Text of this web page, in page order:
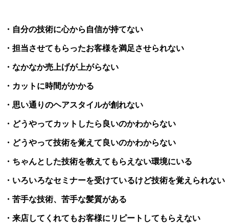
・自分の技術に心から自信が持てない
・担当させてもらったお客様を満足させられない
・なかなか売上げが上がらない
・カットに時間がかかる
・思い通りのヘアスタイルが創れない
・どうやってカットしたら良いのかわからない
・どうやって技術を覚えて良いのかわからない
・ちゃんとした技術を教えてもらえない環境にいる
・いろいろなセミナーを受けているけど技術を覚えられない
・苦手な技術、苦手な髪質がある
・来店してくれてもお客様にリピートしてもらえない